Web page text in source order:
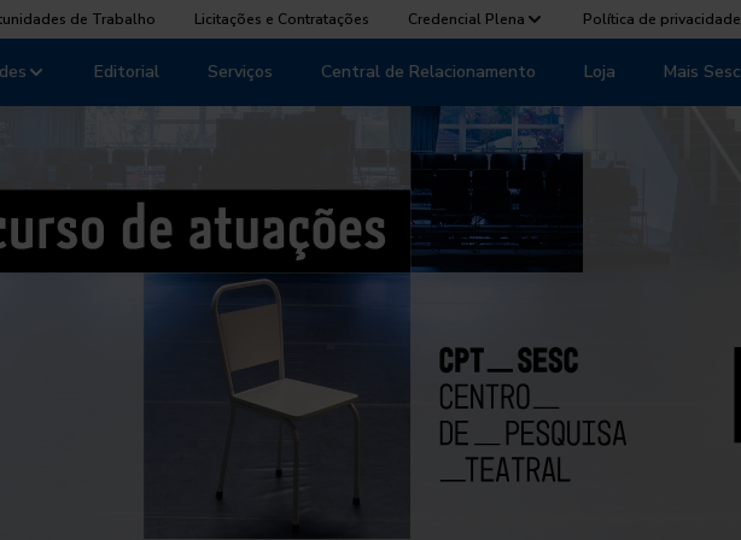
de Trabalho Licitações e Contratações Credencial Plena Política de privacidade
Editorial Serviços Central de Relacionamento Loja Mais Sesc